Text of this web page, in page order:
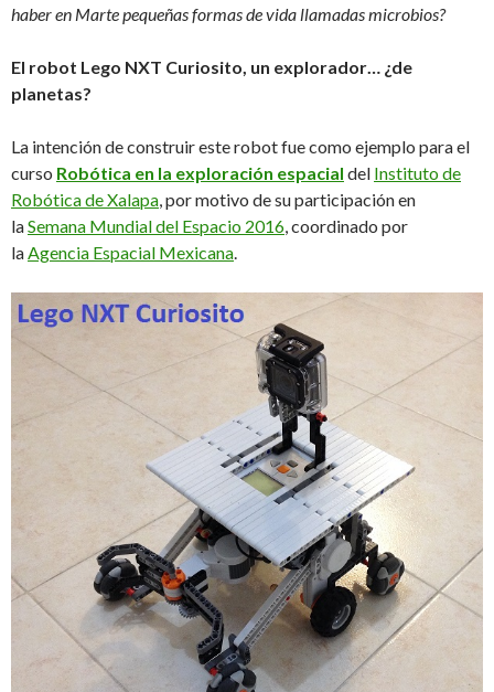
haber en Marte pequeñas formas de vida llamadas microbios?
El robot Lego NXT Curiosito, un explorador… ¿de
planetas?
La intención de construir este robot fue como ejemplo para el
curso Robótica en la exploración espacial del Instituto de
Robótica de Xalapa, por motivo de su participación en
laSemana Mundial del Espacio 2016, coordinado por
laAgencia Espacial Mexicana.